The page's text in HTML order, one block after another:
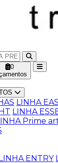
0
LINHA
LINHA
Prime
ENTRY